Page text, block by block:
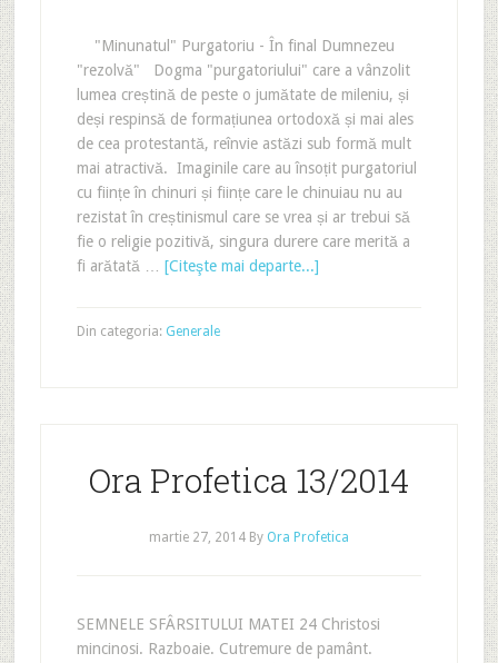
"Minunatul" Purgatoriu - În final Dumnezeu
"rezolvă" Dogma "purgatoriului" care a vânzolit
lumea creștină de peste o jumătate de mileniu, și
deși respinsă de formațiunea ortodoxă și mai ales
de cea protestantă, reînvie astăzi sub formă mult
mai atractivă. Imaginile care au însoțit purgatoriul
cu ființe în chinuri și ființe care le chinuiau nu au
rezistat în creștinismul care se vrea și ar trebui să
fie o religie pozitivă, singura durere care merită a
fi arătată … [Citeşte mai departe...]
Din categoria: Generale
Ora Profetica 13/2014
martie 27, 2014By Ora Profetica
SEMNELE SFÂRSITULUI MATEI 24 Christosi
mincinosi. Razboaie. Cutremure de pamânt.